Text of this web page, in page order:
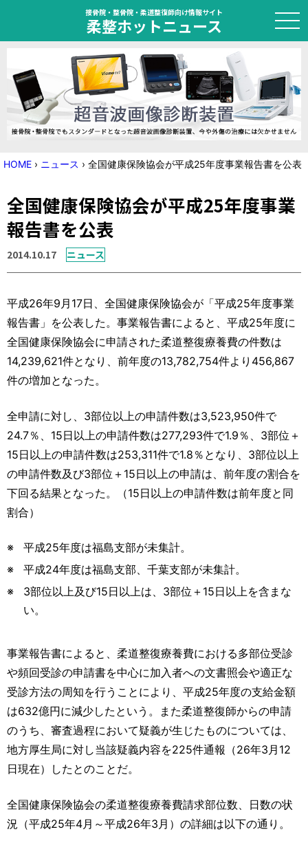
接骨院・整骨院・柔道整復師向け情報サイト
柔整ホットニュース
HOME
トピック
ニュース
国家試験対策
学会・セミナー情報
運営元 お問い合わせ
HOME › ニュース › 全国健康保険協会が平成25年度事業報告書を公表
全国健康保険協会が平成25年度事業
報告書を公表
2014.10.17 ニュース
平成26年9月17日、全国健康保険協会が「平成25年度事業
報告書」を公表した。事業報告書によると、平成25年度に
全国健康保険協会に申請された柔道整復療養費の件数は
14,239,621件となり、前年度の13,782,754件より456,867
件の増加となった。
全申請に対し、3部位以上の申請件数は3,523,950件で
24.7％、15日以上の申請件数は277,293件で1.9％、3部位＋
15日以上の申請件数は253,311件で1.8％となり、3部位以上
の申請件数及び3部位＋15日以上の申請は、前年度の割合を
下回る結果となった。（15日以上の申請件数は前年度と同
割合）
※
平成25年度は福島支部が未集計。
※
平成24年度は福島支部、千葉支部が未集計。
※
3部位以上及び15日以上は、3部位＋15日以上を含まな
い。
事業報告書によると、柔道整復療養費における多部位受診
や頻回受診の申請書を中心に加入者への文書照会や適正な
受診方法の周知を行うことにより、平成25年度の支給金額
は632億円に減少したという。また柔道整復師からの申請
のうち、審査過程において疑義が生じたものについては、
地方厚生局に対し当該疑義内容を225件通報（26年3月12
日現在）したとのことだ。
全国健康保険協会の柔道整復療養費請求部位数、日数の状
況（平成25年4月～平成26年3月）の詳細は以下の通り。